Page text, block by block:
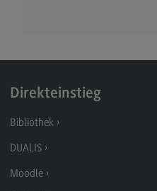
Entrepreneurship
Entrepreneurship
Direkteinstieg
Bibliothek
DUALIS
Moodle